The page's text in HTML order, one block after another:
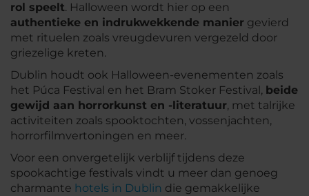
rol speelt. Halloween wordt hier op een
authentieke en indrukwekkende manier gevierd
met rituelen zoals vreugdevuren vergezeld door
griezelige kreten.
Dublin houdt ook Halloween-evenementen zoals
het Púca Festival en het Bram Stoker Festival, beide
gewijd aan horrorkunst en -literatuur, met talrijke
activiteiten zoals spooktochten, vossenjachten,
horrorfilmvertoningen en meer.
Voor een onvergetelijk verblijf tijdens deze
spookachtige festivals vindt u meer dan genoeg
charmante hotels in Dublin die gemakkelijke